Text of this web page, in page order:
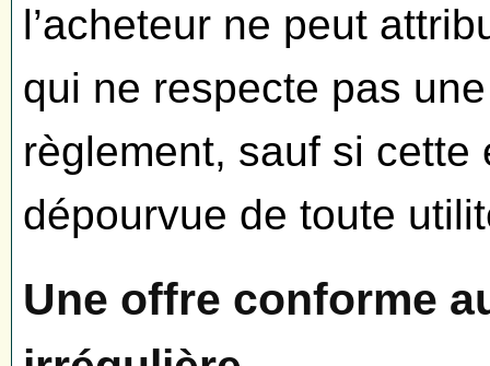
l’acheteur ne peut
qui ne respecte pas
règlement, sauf si
dépourvue de toute
Une offre conforme